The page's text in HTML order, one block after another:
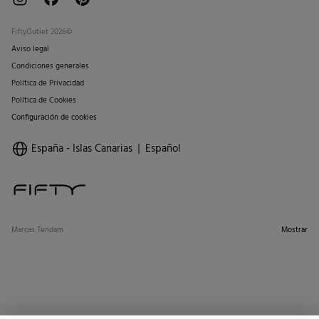
FiftyOutlet 2026©
Aviso legal
Condiciones generales
Política de Privacidad
Política de Cookies
Configuración de cookies
España - Islas Canarias Español
Marcas Tendam Mostrar